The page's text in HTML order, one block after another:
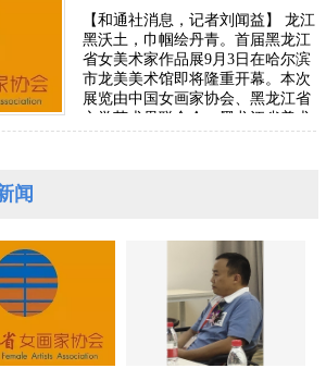
【和通社消息，记者刘闻益】 龙江
黑沃土，巾帼绘丹青。首届黑龙江
省女美术家作品展9月3日在哈尔滨
市龙美美术馆即将隆重开幕。本次
展览由中国女画家协会、黑龙江省
文学艺术界联合会、黑龙江省美术
闻